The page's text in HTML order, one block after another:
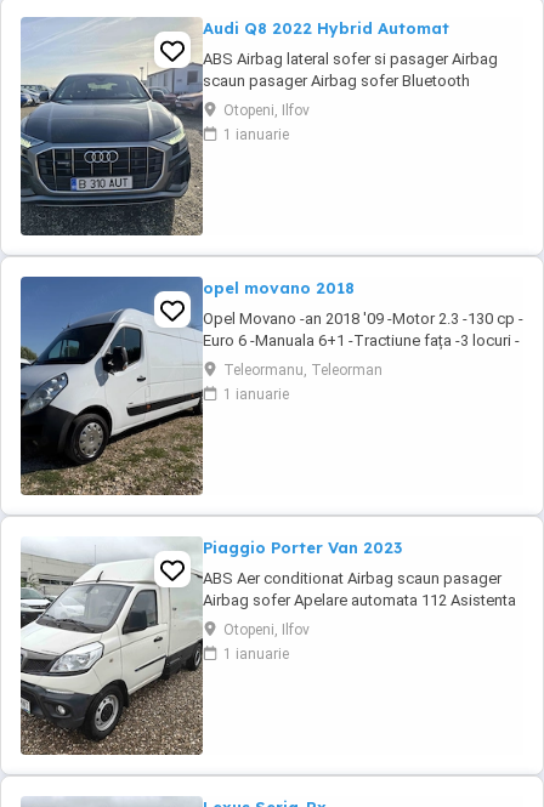
Audi Q8 2022 Hybrid Automat
ABS Airbag lateral sofer si pasager Airbag
scaun pasager Airbag sofer Bluetooth
Camera video spate Climatronic Cotiera (fata)
Cotiera (spate) ESP Frana parcare electrica
Geamuri electrice fata Geamuri electrice
Otopeni, Ilfov
1 ianuarie
opel movano 2018
Opel Movano -an 2018 '09 -Motor 2.3 -130 cp -
Euro 6 -Manuala 6+1 -Tractiune fața -3 locuri -
Navi -Volan piele -Comenzi pe volan -Pilot
automat -Computer bord -Geamuri electrice -
Oglinzi electrice -Pilot automat -Pret 9000 -
Teleormanu, Teleorman
1 ianuarie
Piaggio Porter Van 2023
ABS Aer conditionat Airbag scaun pasager
Airbag sofer Apelare automata 112 Asistenta
in rampa Bluetooth Controlul tractiunii (ASR)
EBD ESP Faruri ceata Geamuri electrice fata
Lumini de zi Lumini de zi LED Oglinzi
Otopeni, Ilfov
1 ianuarie